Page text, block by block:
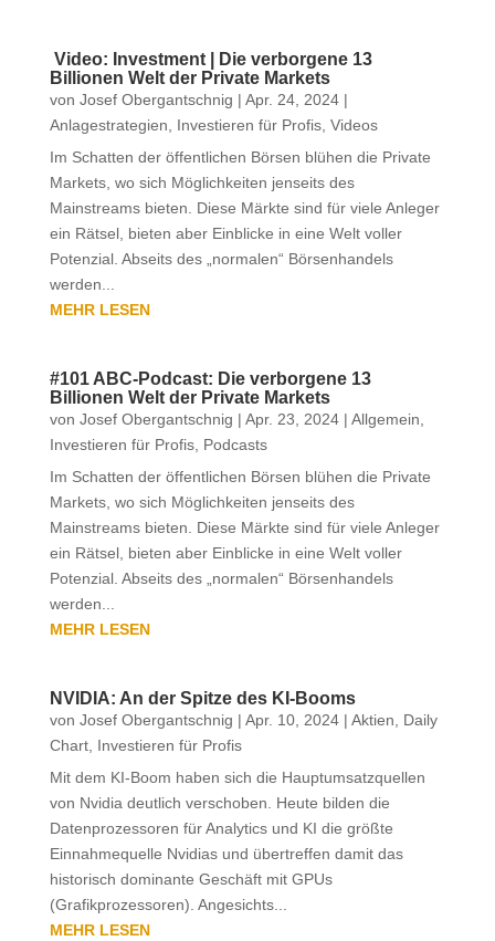
️ Video: Investment | Die verborgene 13
Billionen Welt der Private Markets
von Josef Obergantschnig | Apr. 24, 2024|
Anlagestrategien
Investieren für Profis, Videos
Im Schatten der öffentlichen Börsen blühen die Private
Markets, wo sich Möglichkeiten jenseits des
Mainstreams bieten. Diese Märkte sind für viele Anleger
ein Rätsel, bieten aber Einblicke in eine Welt voller
Potenzial. Abseits des „normalen“ Börsenhandels
werden...
MEHR LESEN
#101 ABC-Podcast: Die verborgene 13
Billionen Welt der Private Markets
von Josef Obergantschnig | Apr. 23, 2024| Allgemein
Investieren für Profis, Podcasts
Im Schatten der öffentlichen Börsen blühen die Private
Markets, wo sich Möglichkeiten jenseits des
Mainstreams bieten. Diese Märkte sind für viele Anleger
ein Rätsel, bieten aber Einblicke in eine Welt voller
Potenzial. Abseits des „normalen“ Börsenhandels
werden...
MEHR LESEN
NVIDIA: An der Spitze des KI-Booms
von Josef Obergantschnig | Apr. 10, 2024| Aktien
Daily
Chart, Investieren für Profis
Mit dem KI-Boom haben sich die Hauptumsatzquellen
von Nvidia deutlich verschoben. Heute bilden die
Datenprozessoren für Analytics und KI die größte
Einnahmequelle Nvidias und übertreffen damit das
historisch dominante Geschäft mit GPUs
(Grafikprozessoren). Angesichts...
MEHR LESEN